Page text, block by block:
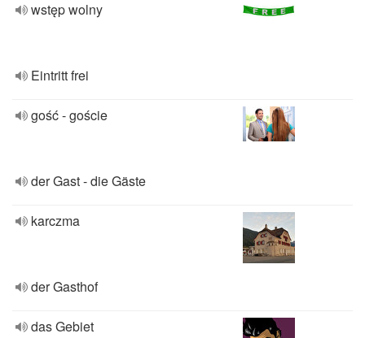
wstęp wolny
Eintritt frei
gość - goście
der Gast - die Gäste
karczma
der Gasthof
das Gebiet